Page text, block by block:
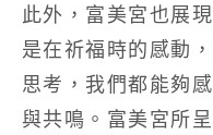
此外，富美宮也展
是在祈福時的感動
思考，我們都能夠
與共鳴。富美宮所